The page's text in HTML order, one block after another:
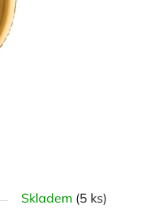
Skladem (5 ks)